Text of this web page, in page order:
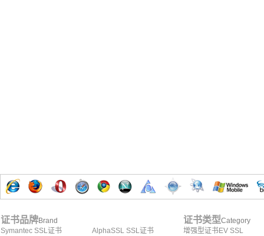
证书品牌Brand
Symantec SSL证书
AlphaSSL SSL证书
证书类型Category
增强型证书EV SSL